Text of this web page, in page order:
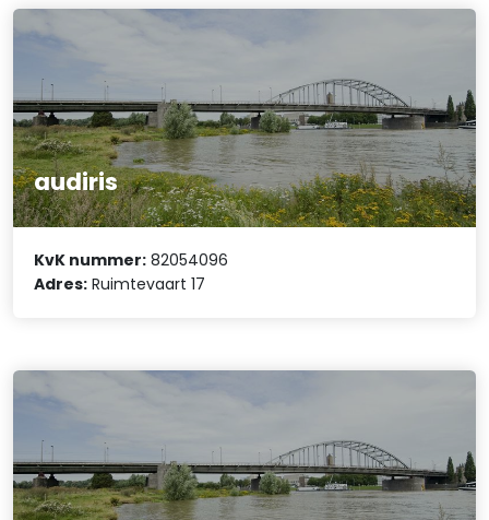
audiris
KvK nummer: 82054096
Adres: Ruimtevaart 17